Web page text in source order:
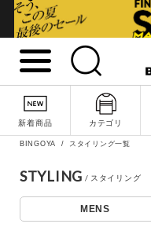
新着商品 カテゴリ
キーワード
BINGOYA スタイリング一覧
STYLING
MENS